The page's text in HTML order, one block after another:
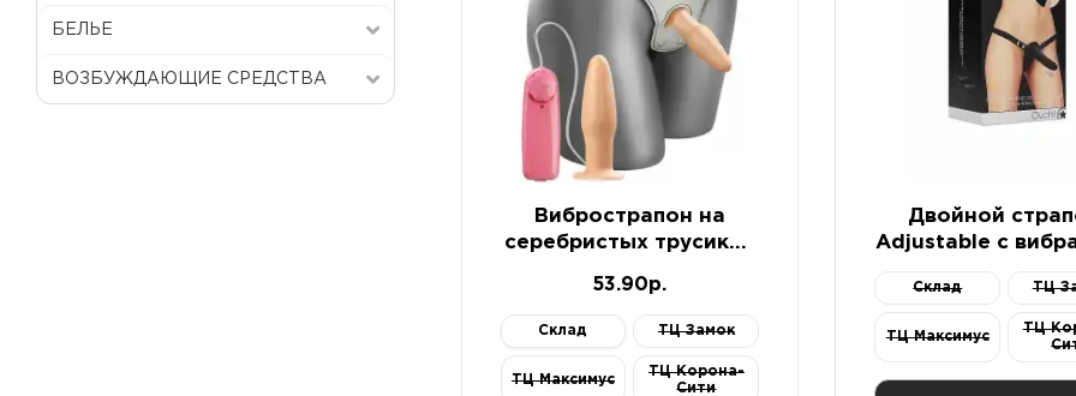
БЕЛЬЕ
ВОЗБУЖДАЮЩИЕ СРЕДСТВА
Вибрострапон на
серебристых трусиках
12 см
53.90р.
Склад ТЦ Замок
ТЦ Максимус
ТЦ Корона-
Сити
Двойной
Adjustable с
Склад ТЦ
ТЦ Максимус
ТЦ